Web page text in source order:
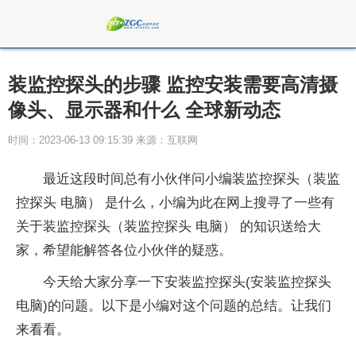
装监控探头的步骤 监控安装需要高清摄
像头、显示器和什么 全球新动态
时间：2023-06-13 09:15:39 来源：互联网
最近这段时间总有小伙伴问小编装监控探头（装监
控探头 电脑） 是什么，小编为此在网上搜寻了一些有
关于装监控探头（装监控探头 电脑） 的知识送给大
家，希望能解答各位小伙伴的疑惑。
今天给大家分享一下安装监控探头(安装监控探头
电脑)的问题。以下是小编对这个问题的总结。让我们
来看看。